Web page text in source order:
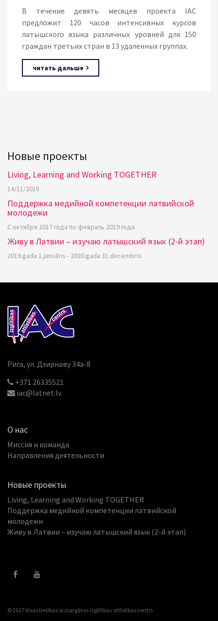
В течение девять месяцев проекта IAC
предложит 120 часов интенсивных курсов
латышского языка различных уровней для 150
граждан третьих стран в 13 удаленных группах.
читать дальше
Новые проекты
Living, Learning and Working TOGETHER
14/11/2018
Поддержка медийной компетенции латвийской
молодежи
С октября 2017 года по февраль 2019 года
Живу в Латвии – изучаю латышский язык (2-й этап)
2019.gada 1.janvāris - 2020.gada 31.decembris
Рига, ул. Дзирнаву 34a-8
+371 26335521
iac@latnet.lv
О нас
Миссия и команда
Направления деятельности
Новые проекты
Living, Learning and Working TOGETHER
Поддержка медийной компетенции латвийской
молодежи
Живу в Латвии – изучаю латышский язык (2-й этап)
© 2017 Visas tiesības aizsargātas Izglītības attīstības centrs